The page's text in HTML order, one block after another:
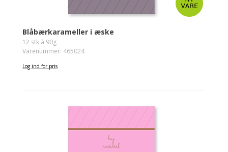
Blåbærkarameller i æske
12 stk á 90g
Varenummer: 465024
Log ind for pris